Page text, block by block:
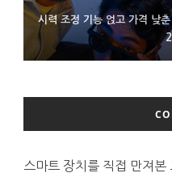
시력 조정 기능 얹고 가격 낮
D램 부족에 10억달러어치
300~400달러 반지
스마트 장치를 직접 만져